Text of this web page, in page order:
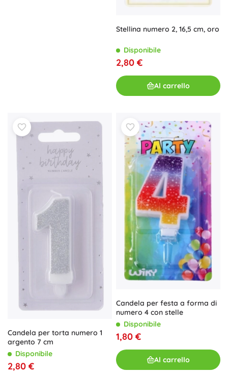
Stellina numero 2, 16,5 cm, oro
Disponibile
2,80 €
Al carrello
Candela per torta numero 1
argento 7 cm
Disponibile
2,80 €
Candela per festa a forma di
numero 4 con stelle
Disponibile
1,80 €
Al carrello